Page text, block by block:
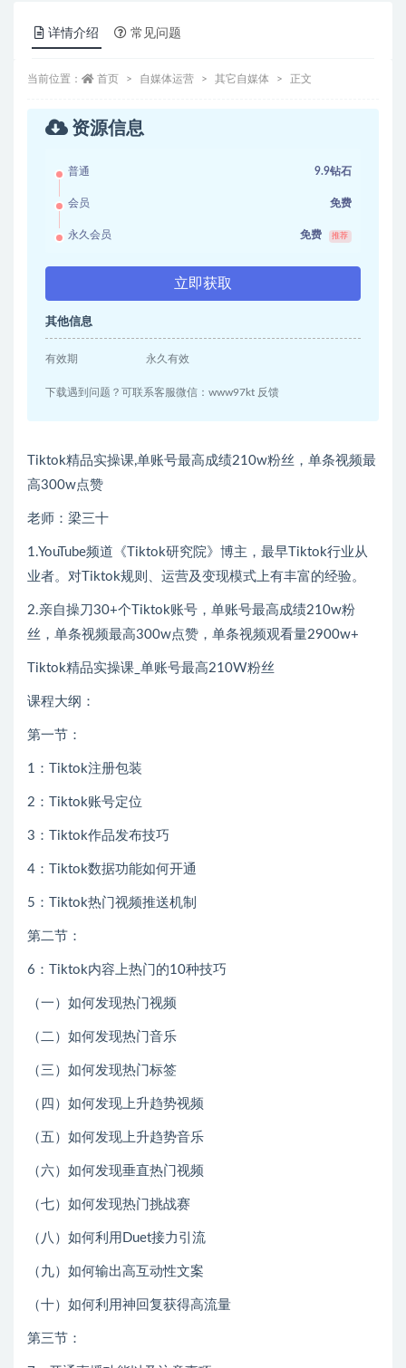
详情介绍 常见问题
当前位置： 首页 自媒体运营 其它自媒体 正文
资源信息
普通 9.9钻石
会员 免费
永久会员 免费 推荐
立即获取
其他信息
有效期 永久有效
下载遇到问题？可联系客服微信：www97kt 反馈
Tiktok精品实操课,单账号最高成绩210w粉丝，单条视频最
高300w点赞
老师：梁三十
1.YouTube频道《Tiktok研究院》博主，最早Tiktok行业从
业者。对Tiktok规则、运营及变现模式上有丰富的经验。
2.亲自操刀30+个Tiktok账号，单账号最高成绩210w粉
丝，单条视频最高300w点赞，单条视频观看量2900w+
Tiktok精品实操课_单账号最高210W粉丝
课程大纲：
第一节：
1：Tiktok注册包装
2：Tiktok账号定位
3：Tiktok作品发布技巧
4：Tiktok数据功能如何开通
5：Tiktok热门视频推送机制
第二节：
6：Tiktok内容上热门的10种技巧
（一）如何发现热门视频
（二）如何发现热门音乐
（三）如何发现热门标签
（四）如何发现上升趋势视频
（五）如何发现上升趋势音乐
（六）如何发现垂直热门视频
（七）如何发现热门挑战赛
（八）如何利用Duet接力引流
（九）如何输出高互动性文案
（十）如何利用神回复获得高流量
第三节：